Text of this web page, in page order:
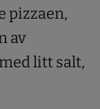
pizzaen,
av
litt salt,